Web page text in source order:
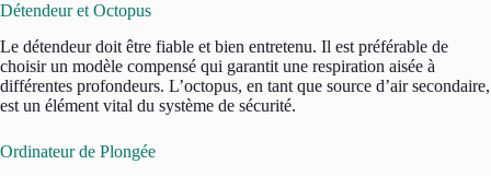
Détendeur et Octopus
Le détendeur doit être fiable et bien entretenu. Il est préférable de
choisir un modèle compensé qui garantit une respiration aisée à
différentes profondeurs. L’octopus, en tant que source d’air secondaire,
est un élément vital du système de sécurité.
Ordinateur de Plongée